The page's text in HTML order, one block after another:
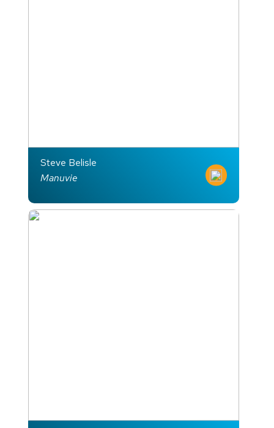
Steve Belisle
Manuvie